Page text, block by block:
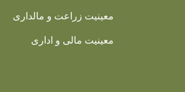
معینیت زراعت و مالداری
معینیت مالی و اداری